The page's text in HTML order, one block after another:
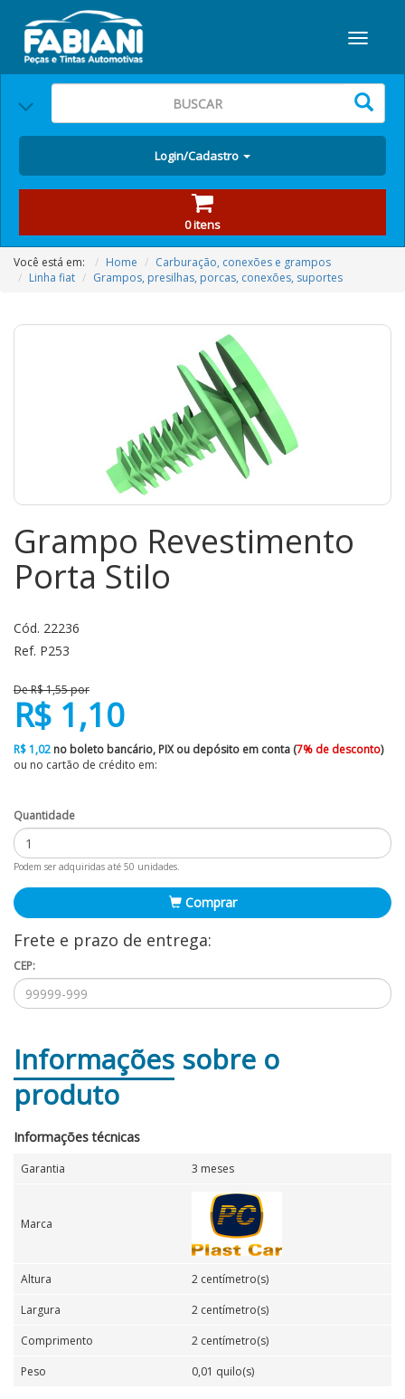
Login/Cadastro
0 itens
Você está em: Home
Carburação, conexões e grampos
Linha fiat
Grampos, presilhas, porcas, conexões, suportes
Grampo Revestimento
Porta Stilo
Cód. 22236
Ref. P253
De R$ 1,55 por
R$ 1,10
R$ 1,02 no boleto bancário, PIX ou depósito em conta (7% de desconto)
ou no cartão de crédito em:
Quantidade
Podem ser adquiridas até 50 unidades.
Comprar
Frete e prazo de entrega:
CEP:
Informações sobre o
produto
Informações técnicas
Garantia 3 meses
Marca
Altura
2 centímetro(s)
Largura
2 centímetro(s)
Comprimento
2 centímetro(s)
Peso
0,01 quilo(s)